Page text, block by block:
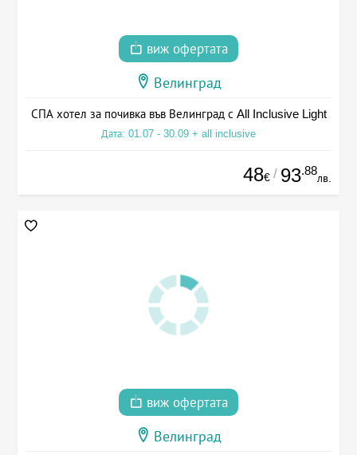
виж офертата
Велинград
СПА хотел за почивка във Велинград с All Inclusive Light
Дата: 01.07 - 30.09 + all inclusive
48€ / 93.88
лв.
виж офертата
Велинград